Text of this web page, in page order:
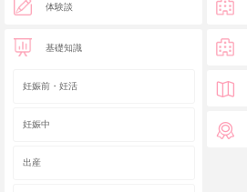
体験談
基礎知識
妊娠前・妊活
妊娠中
出産